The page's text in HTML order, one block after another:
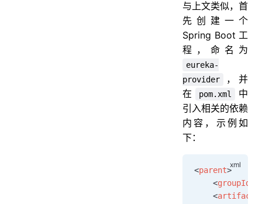
与上文类似，首
先创建一个
Spring Boot 工
程，命名为
eureka-
provider
，并
在
pom.xml
中
引入相关的依赖
内容，示例如
下：
<parent>
    <
groupId
    <